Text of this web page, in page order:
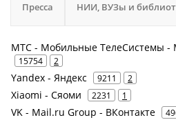
Пресса НИИ, ВУЗы и
МТС - Мобильные ТелеСистемы -
15754 2
Yandex - Яндекс 9211 2
Xiaomi - Сяоми 2231 1
VK - Mail.ru Group - ВКонтакте